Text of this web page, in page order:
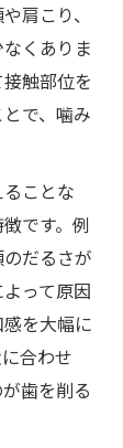
肩こり、
くありま
触部位を
で、噛み
ことな
です。例
だるさが
って原因
を大幅に
合わせ
歯を削る